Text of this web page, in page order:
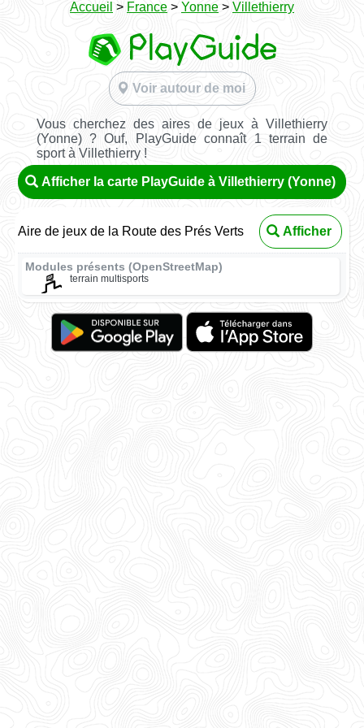
Accueil > France > Yonne > Villethierry
Voir autour de moi
Vous cherchez des aires de jeux à Villethierry
(Yonne) ? Ouf, PlayGuide connaît 1 terrain de
sport à Villethierry !
Afficher la carte PlayGuide à Villethierry (Yonne)
Aire de jeux de la Route des Prés Verts Afficher
Modules présents (OpenStreetMap)
terrain multisports